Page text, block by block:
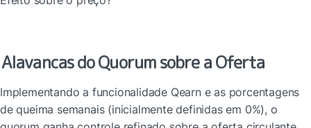
Alavancas do Quorum sobre a Oferta
Implementando a funcionalidade Qearn e as porcentagens
de queima semanais (inicialmente definidas em 0%), o